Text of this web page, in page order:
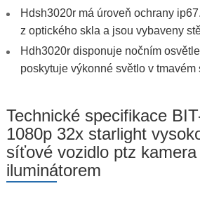
Hdsh3020r má úroveň ochrany
z optického skla a jsou vybaveny
Hdh3020r disponuje nočním
poskytuje výkonné světlo v
Technické specifikace
1080p 32x starlight
síťové vozidlo ptz
iluminátorem